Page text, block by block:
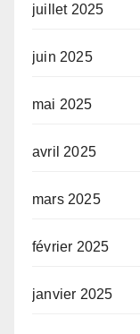
juillet 2025
juin 2025
mai 2025
avril 2025
mars 2025
février 2025
janvier 2025